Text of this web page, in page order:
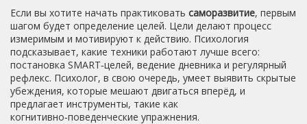
Если вы хотите начать практиковать саморазвитие, первым
шагом будет определение целей. Цели делают процесс
измеримым и мотивируют к действию. Психология
подсказывает, какие техники работают лучше всего:
постановка SMART‑целей, ведение дневника и регулярный
рефлекс. Психолог, в свою очередь, умеет выявить скрытые
убеждения, которые мешают двигаться вперёд, и
предлагает инструменты, такие как
когнитивно‑поведенческие упражнения.